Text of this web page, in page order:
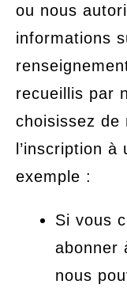
ou nous
informations
recueillis par
choisissez de
l’inscription à
exemple :
Si vous
abonner
nous